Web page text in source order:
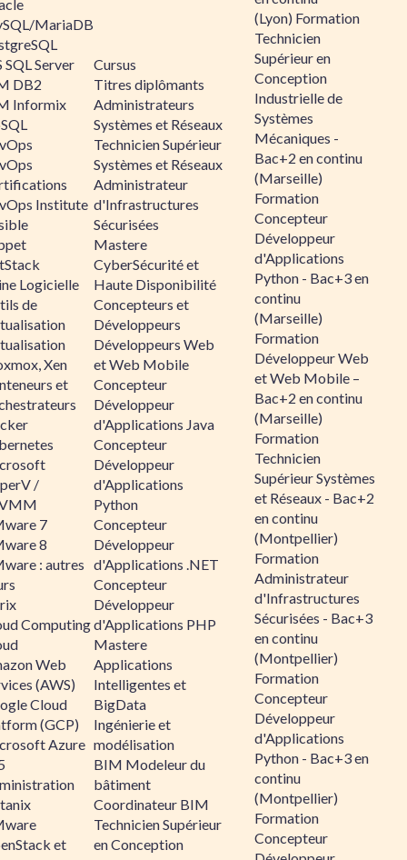
MariaDB
SQL Server
DB2
Informix
Institute
Logicielle
de
Xen
et
/
7
8
: autres
Computing
Web
(AWS)
Cloud
(GCP)
Azure
et
Cursus
Titres diplômants
Administrateurs
Systèmes et Réseaux
Technicien Supérieur
Systèmes et Réseaux
Administrateur
d'Infrastructures
Sécurisées
Mastere
CyberSécurité et
Haute Disponibilité
Concepteurs et
Développeurs
Développeurs Web
et Web Mobile
Concepteur
Développeur
d'Applications Java
Concepteur
Développeur
d'Applications
Python
Concepteur
Développeur
d'Applications .NET
Concepteur
Développeur
d'Applications PHP
Mastere
Applications
Intelligentes et
BigData
Ingénierie et
modélisation
BIM Modeleur du
bâtiment
Coordinateur BIM
Technicien Supérieur
en Conception
(Lyon) Formation
Technicien
Supérieur en
Conception
Industrielle de
Systèmes
Mécaniques -
Bac+2 en continu
(Marseille)
Formation
Concepteur
Développeur
d'Applications
Python - Bac+3 en
continu
(Marseille)
Formation
Développeur Web
et Web Mobile –
Bac+2 en continu
(Marseille)
Formation
Technicien
Supérieur Systèmes
et Réseaux - Bac+2
en continu
(Montpellier)
Formation
Administrateur
d'Infrastructures
Sécurisées - Bac+3
en continu
(Montpellier)
Formation
Concepteur
Développeur
d'Applications
Python - Bac+3 en
continu
(Montpellier)
Formation
Concepteur